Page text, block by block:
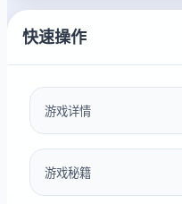
快速操作
游戏详情
游戏秘籍